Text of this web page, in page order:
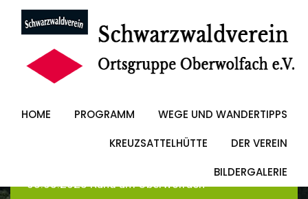
HOME PROGRAMM
WEGE UND WANDERTIPPS
KREUZSATTELHÜTTE
DER VEREIN
BILDERGALERIE
03.05.2025 Rund um
Oberwolfach
Blog-Allgemein
-03.05.2025 Rund um Oberwolfach